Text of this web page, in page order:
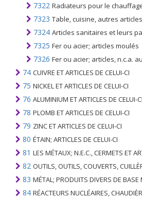
7322 Radiateurs pour le chauffage central, non chauffés électriquement et leurs parties, en fer ou en acier; réchauffeurs
7323 Table, cuisine, autres articles et pièces de ménage en fer ou en acier; laine de fer ou d'acier; éponges
7324 Articles sanitaires et leurs
7325 Fer ou acier; articles moulés
7326 Fer ou acier; articles, n.c.a.
74 CUIVRE ET ARTICLES DE CELUI-CI
75 NICKEL ET ARTICLES DE CELUI-CI
76 ALUMINIUM ET ARTICLES DE CELUI-CI
78 PLOMB ET ARTICLES DE CELUI-CI
79 ZINC ET ARTICLES DE CELUI-CI
80 ÉTAIN; ARTICLES DE CELUI-CI
81 LES MÉTAUX; N.E.C., CERMETS ET
82 OUTILS, OUTILS, COUVERTS, CUILLÈRES ET FOURCHES DE MÉTAUX DE
83 MÉTAL; PRODUITS DIVERS DE BASE
84 RÉACTEURS NUCLÉAIRES, CHAUDIÈRES, MACHINES ET